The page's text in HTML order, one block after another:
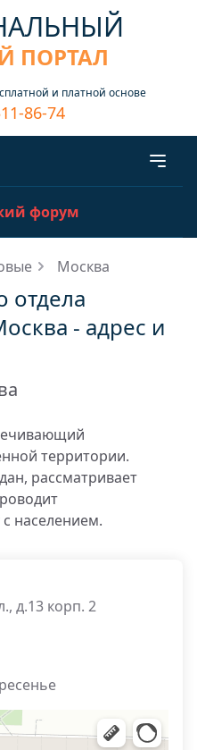
ПОРТАЛ
и платной основе
86-74
форум
Москва
отдела
- адрес и
территории.
рассматривает
населением.
д.13 корп. 2